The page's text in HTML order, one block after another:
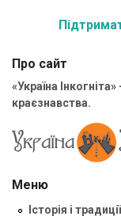
Про сайт
«Україна
краєзнавства.
Меню
Історія і традиції